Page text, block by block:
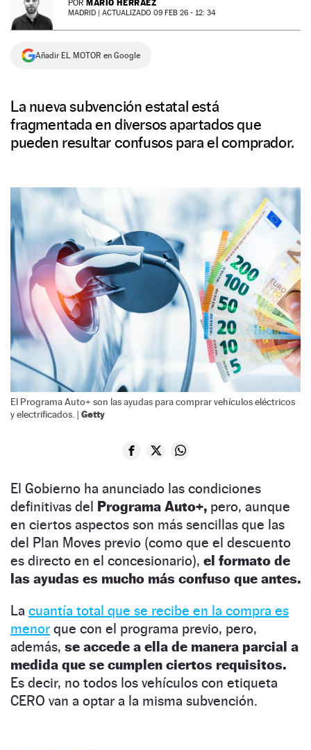
NEWSLETTER
SÍGUENOS
POR MARIO HERRÁEZ
MADRID | ACTUALIZADO 09 FEB 26 - 12: 34
Añadir EL MOTOR en Google
La nueva subvención estatal está
fragmentada en diversos apartados que
pueden resultar confusos para el comprador.
El Programa Auto+ son las ayudas para comprar vehículos eléctricos
y electrificados. | Getty
El Gobierno ha anunciado las condiciones
definitivas del Programa Auto+, pero, aunque
en ciertos aspectos son más sencillas que las
del Plan Moves previo (como que el descuento
es directo en el concesionario), el formato de
las ayudas es mucho más confuso que antes.
La cuantía total que se recibe en la compra es
menor que con el programa previo, pero,
además, se accede a ella de manera parcial a
medida que se cumplen ciertos requisitos.
Es decir, no todos los vehículos con etiqueta
CERO van a optar a la misma subvención.